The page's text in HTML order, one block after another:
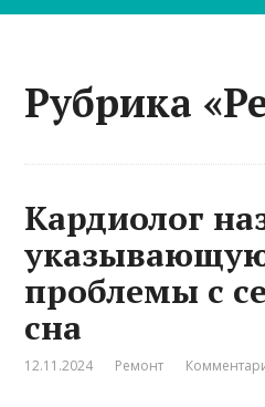
Рубрика
Кардиолог
проблемы с
сна
12.11.2024 Ремонт